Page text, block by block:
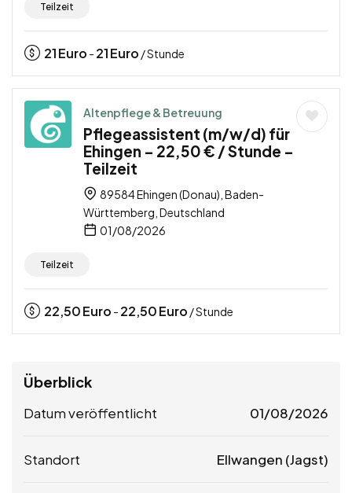
Teilzeit
21Euro - 21Euro / Stunde
Altenpflege & Betreuung
Pflegeassistent (m/w/d) für
Ehingen – 22,50 € / Stunde –
Teilzeit
89584 Ehingen (Donau), Baden-
Württemberg, Deutschland
01/08/2026
Teilzeit
22,50Euro - 22,50Euro / Stunde
Überblick
Datum veröffentlicht 01/08/2026
Standort Ellwangen (Jagst)